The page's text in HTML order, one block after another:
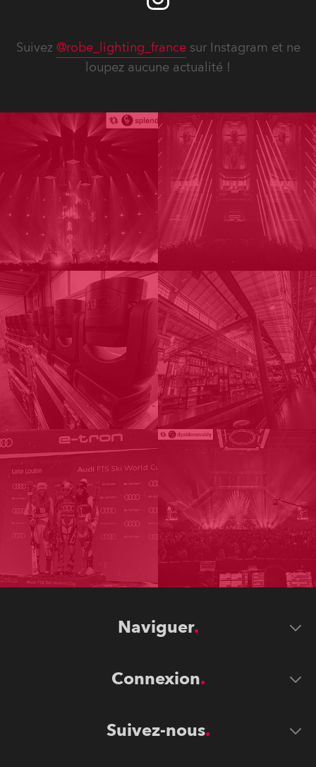
Suivez @robe_lighting_francesur Instagram et ne
loupez aucune actualité !
Naviguer
Connexion
Suivez-nous